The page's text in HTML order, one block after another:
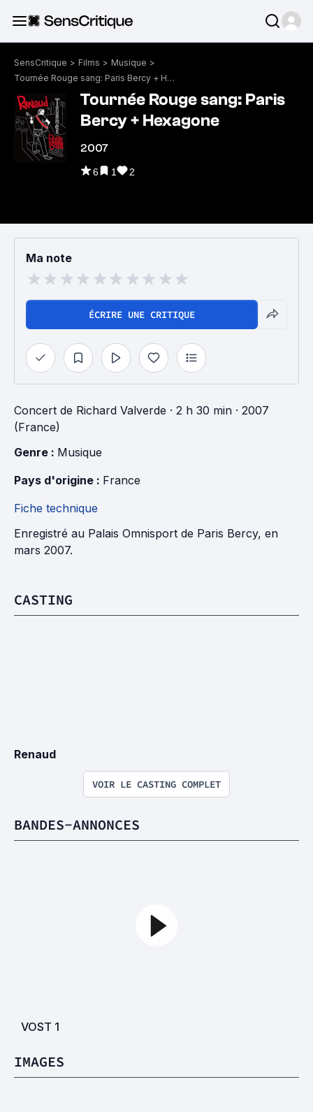
SensCritique > Films > Musique >
Tournée Rouge sang: Paris Bercy + Hexagone
Tournée Rouge sang: Paris
Bercy + Hexagone
2007
6 1 2
Ma note
ÉCRIRE UNE CRITIQUE
Concert de Richard Valverde · 2 h 30 min · 2007
(France)
Genre : Musique
Pays d'origine : France
Fiche technique
Enregistré au Palais Omnisport de Paris Bercy, en
mars 2007.
CASTING
Renaud
VOIR LE CASTING COMPLET
BANDES-ANNONCES
VOST 1
IMAGES